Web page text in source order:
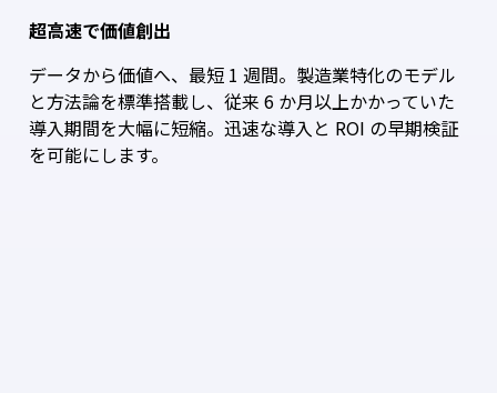
超高速で価値創出
データから価値へ、最短 1 週間。製造業特化のモデル
と方法論を標準搭載し、従来 6 か月以上かかっていた
導入期間を大幅に短縮。迅速な導入と ROI の早期検証
を可能にします。